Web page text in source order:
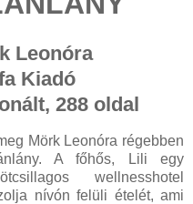
Leonóra
Kiadó
288 oldal
Mörk Leonóra régebben
A főhős, Lili egy
wellnesshotel
nívón felüli ételét, ami